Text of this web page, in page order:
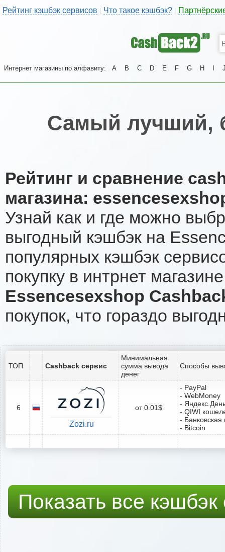
Рейтинг кэшбэк сервисов | Что такое кэшбэк?
Интернет магазины по алфавиту: A B C D E F G H
Самый лучший,
Рейтинг и сравнение
магазина:
Узнай как и где можно
выгодный кэшбэк на
популярных кэшбэк
покупку в интрнет
Essencesexshop
покупок, что гораздо
ТОП Cashback сервис
Минимальная
сумма вывода
денег
Способы
6
Zozi.ru
от 0.01$
- PayPal
- WebMoney
-
- QIWI
- Банковская
- Bitcoin
Показать все